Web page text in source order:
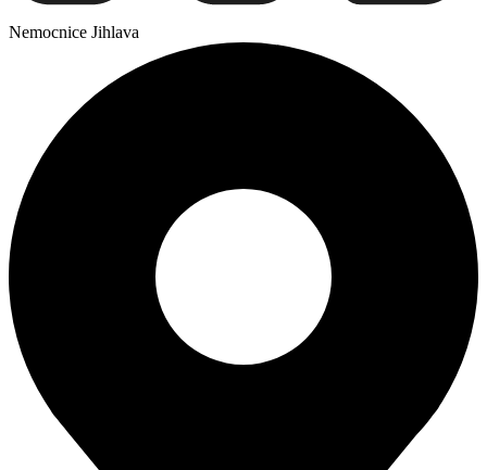
Nemocnice Jihlava